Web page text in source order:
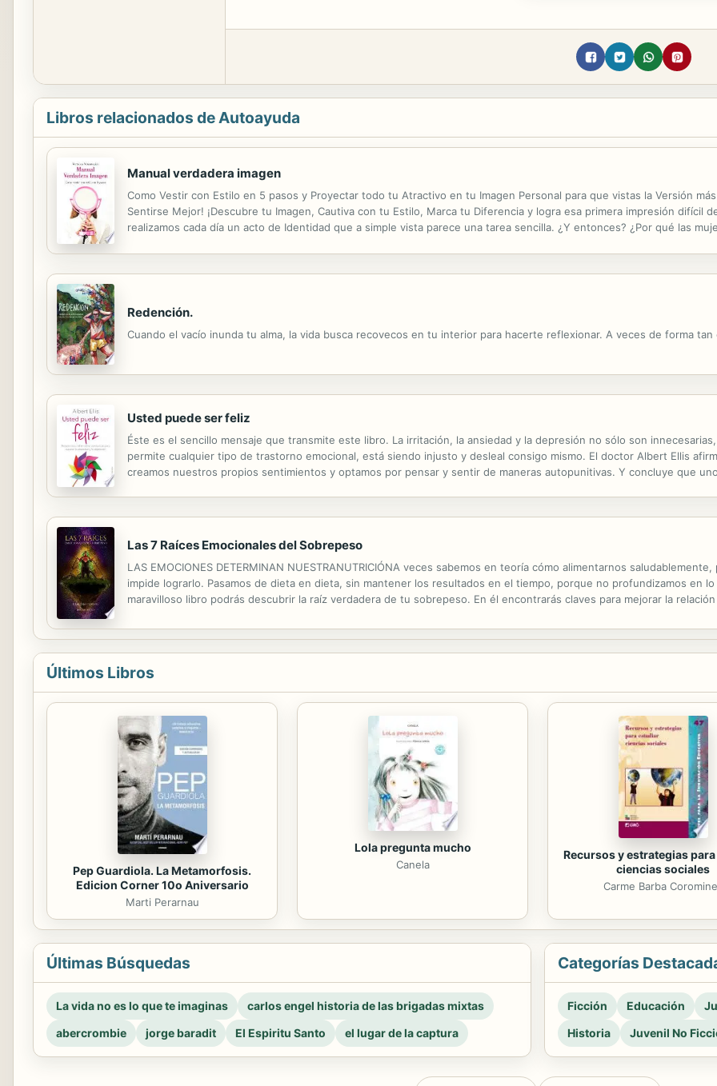
Libros relacionados de Autoayuda
Manual verdadera imagen
Como Vestir con Estilo en 5 pasos y Proyectar todo tu Atractivo en tu Imagen Personal para que vistas la Versión
Sentirse Mejor! ¡Descubre tu Imagen, Cautiva con tu Estilo, Marca tu Diferencia y logra esa primera impresión difícil
realizamos cada día un acto de Identidad que a simple vista parece una tarea sencilla. ¿Y entonces? ¿Por qué las
Redención.
Cuando el vacío inunda tu alma, la vida busca recovecos en tu interior para hacerte reflexionar. A veces de forma
Usted puede ser feliz
Éste es el sencillo mensaje que transmite este libro. La irritación, la ansiedad y la depresión no sólo son
permite cualquier tipo de trastorno emocional, está siendo injusto y desleal consigo mismo. El doctor Albert Ellis
creamos nuestros propios sentimientos y optamos por pensar y sentir de maneras autopunitivas. Y concluye que
Las 7 Raíces Emocionales del Sobrepeso
LAS EMOCIONES DETERMINAN NUESTRANUTRICIÓNA veces sabemos en teoría cómo alimentarnos
impide lograrlo. Pasamos de dieta en dieta, sin mantener los resultados en el tiempo, porque no profundizamos en
maravilloso libro podrás descubrir la raíz verdadera de tu sobrepeso. En él encontrarás claves para mejorar la
Últimos Libros
Pep Guardiola. La Metamorfosis.
Edicion Corner 10o Aniversario
Marti Perarnau
Lola pregunta mucho
Canela
Recursos y estrategias
ciencias sociales
Carme Barba
Últimas Búsquedas
La vida no es lo que te imaginas
carlos engel historia de las brigadas mixtas
abercrombie
jorge baradit El Espiritu Santo el lugar de la captura
Categorías
Ficción Educación
Historia
Juvenil No